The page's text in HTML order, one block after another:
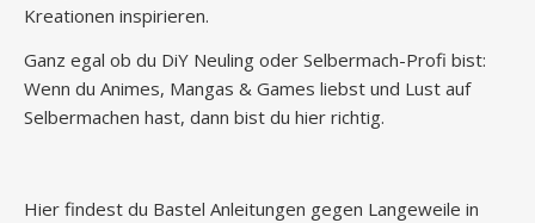
Kreationen inspirieren.
Ganz egal ob du DiY Neuling oder Selbermach-Profi bist:
Wenn du Animes, Mangas & Games liebst und Lust auf
Selbermachen hast, dann bist du hier richtig.
Hier findest du Bastel Anleitungen gegen Langeweile in